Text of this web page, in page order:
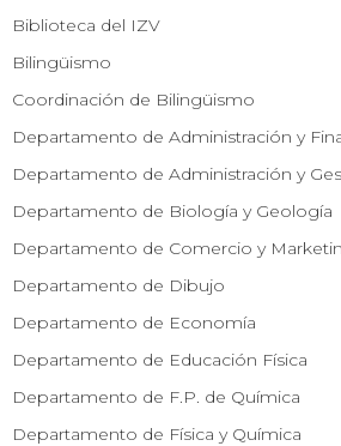
Biblioteca del IZV
Bilingüismo
Coordinación de Bilingüismo
Departamento de Administración y
Departamento de Administración y
Departamento de Biología y Geología
Departamento de Comercio y
Departamento de Dibujo
Departamento de Economía
Departamento de Educación Física
Departamento de F.P. de Química
Departamento de Física y Química